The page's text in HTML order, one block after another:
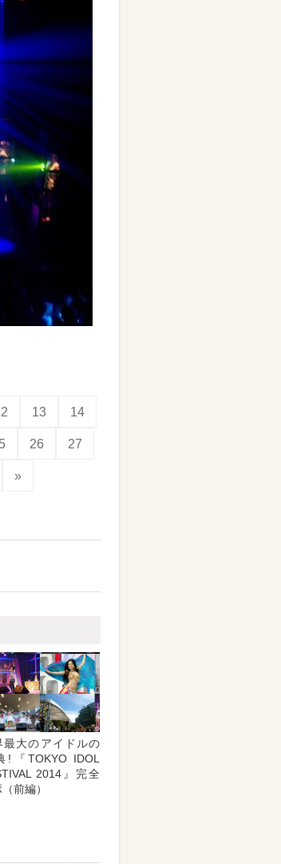
13 14
26 27
»
最大のアイドルの
!『TOKYO IDOL
2014』完全
前編）